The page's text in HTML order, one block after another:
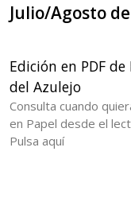
Julio/Agosto
Edición en PDF
del Azulejo
Consulta cuando
en Papel desde el
Pulsa aquí